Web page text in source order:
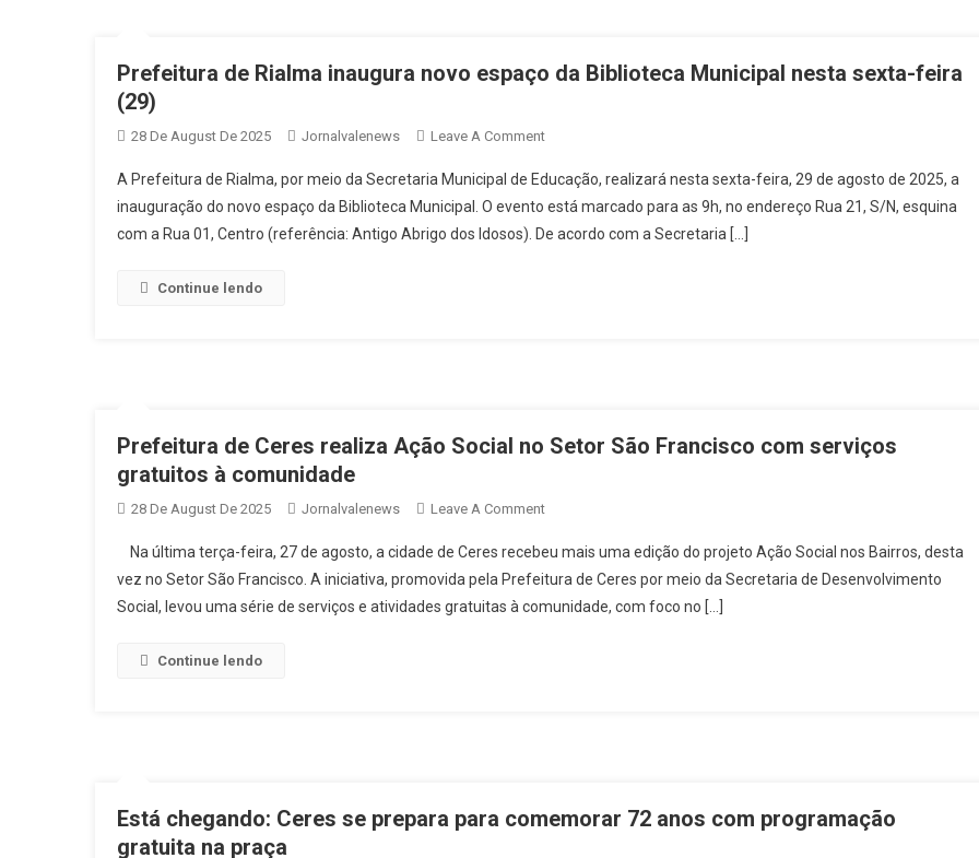
Entrega
Moções
Personalidades
E
Entidades:
Prefeitura de Rialma inaugura novo espaço da Biblioteca Municipal nesta sexta-feira
(29)
28 De August De 2025 Jornalvalenews Leave A CommentOn
De
Rialma
Inaugura
Feira
A Prefeitura de Rialma, por meio da Secretaria Municipal de Educação, realizará nesta sexta-feira, 29 de agosto de 2025, a
inauguração do novo espaço da Biblioteca Municipal. O evento está marcado para as 9h, no endereço Rua 21, S/N, esquina
com a Rua 01, Centro (referência: Antigo Abrigo dos Idosos). De acordo com a Secretaria […]
Continue lendo
Prefeitura de Ceres realiza Ação Social no Setor São Francisco com serviços
gratuitos à comunidade
28 De August De 2025 Jornalvalenews Leave A CommentOn
De
Ceres
Realiza
Na última terça-feira, 27 de agosto, a cidade de Ceres recebeu mais uma edição do projeto Ação Social nos Bairros, desta
vez no Setor São Francisco. A iniciativa, promovida pela Prefeitura de Ceres por meio da Secretaria de Desenvolvimento
Social, levou uma série de serviços e atividades gratuitas à comunidade, com foco no […]
Continue lendo
Está chegando: Ceres se prepara para comemorar 72 anos com programação
gratuita na praça